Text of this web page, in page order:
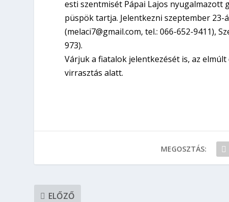
esti szentmisét Pápai Lajos
püspök tartja. Jelentkezni szeptember
(melaci7@gmail.com, tel.: 066-652-9411),
973).
Várjuk a fiatalok jelentkezését is, az
virrasztás alatt.
MEGOSZTÁS:
ELŐZŐ